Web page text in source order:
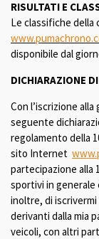
RISULTATI E
Le classifiche della
disponibile dal
DICHIARAZIONE
Con l’iscrizione
seguente
regolamento della
sito Internet
partecipazione alla
sportivi in generale
inoltre, di
derivanti dalla mia
veicoli, con altri